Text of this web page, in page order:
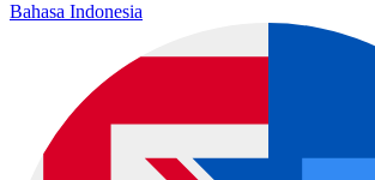
Bahasa Indonesia